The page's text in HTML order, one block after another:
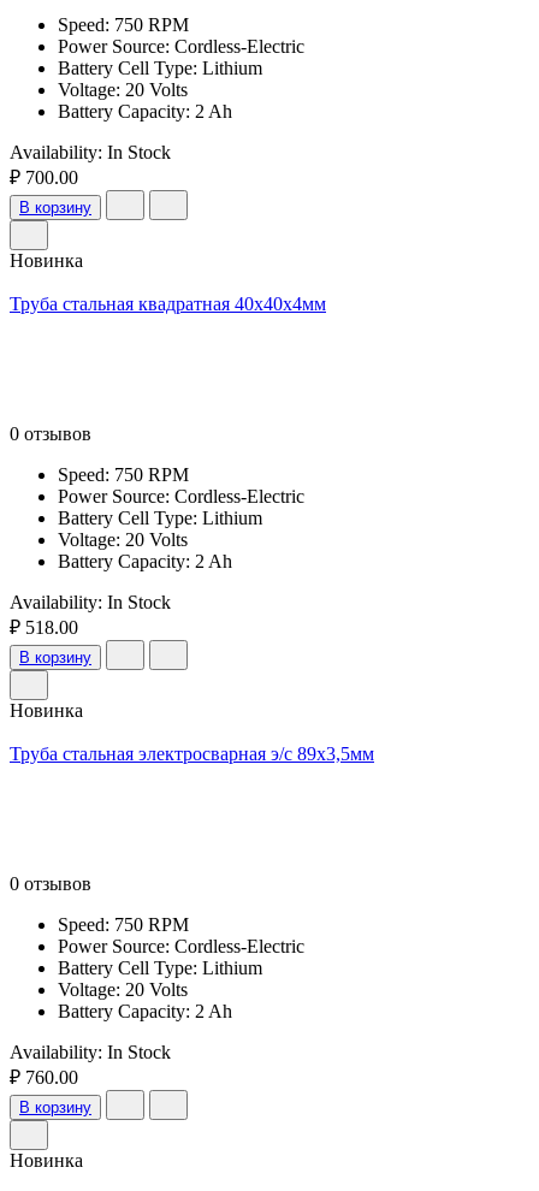
Speed: 750 RPM
Power Source: Cordless-Electric
Battery Cell Type: Lithium
Voltage: 20 Volts
Battery Capacity: 2 Ah
Availability: In Stock
₽ 700.00
В корзину
Новинка
Труба стальная квадратная 40х40х4мм
0 отзывов
Speed: 750 RPM
Power Source: Cordless-Electric
Battery Cell Type: Lithium
Voltage: 20 Volts
Battery Capacity: 2 Ah
Availability: In Stock
₽ 518.00
В корзину
Новинка
Труба стальная электросварная э/с 89х3,5мм
0 отзывов
Speed: 750 RPM
Power Source: Cordless-Electric
Battery Cell Type: Lithium
Voltage: 20 Volts
Battery Capacity: 2 Ah
Availability: In Stock
₽ 760.00
В корзину
Новинка